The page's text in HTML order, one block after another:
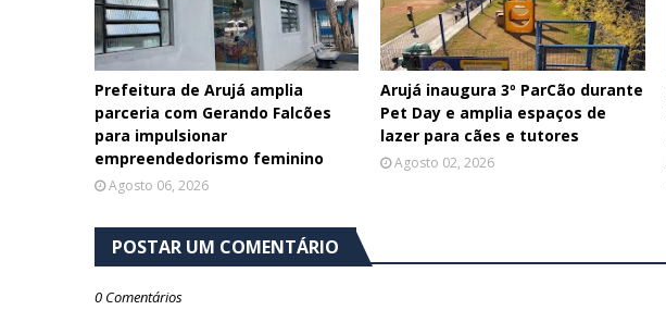
Prefeitura de Arujá amplia
parceria com Gerando Falcões
para impulsionar
empreendedorismo feminino
Agosto 06, 2026
Arujá inaugura 3º ParCão durante
Pet Day e amplia espaços de
lazer para cães e tutores
Agosto 02, 2026
POSTAR UM COMENTÁRIO
0 Comentários